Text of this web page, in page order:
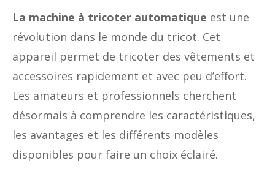
La machine à tricoter automatique est une
révolution dans le monde du tricot. Cet
appareil permet de tricoter des vêtements et
accessoires rapidement et avec peu d’effort.
Les amateurs et professionnels cherchent
désormais à comprendre les caractéristiques,
les avantages et les différents modèles
disponibles pour faire un choix éclairé.